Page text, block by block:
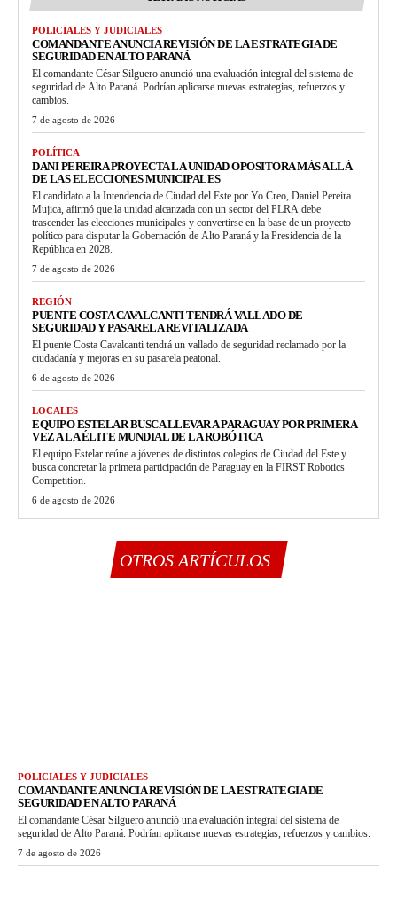
POLICIALES Y JUDICIALES
COMANDANTE ANUNCIA REVISIÓN DE LA ESTRATEGIA DE
SEGURIDAD EN ALTO PARANÁ
El comandante César Silguero anunció una evaluación integral del sistema de
seguridad de Alto Paraná. Podrían aplicarse nuevas estrategias, refuerzos y
cambios.
7 de agosto de 2026
POLÍTICA
DANI PEREIRA PROYECTA LA UNIDAD OPOSITORA MÁS ALLÁ
DE LAS ELECCIONES MUNICIPALES
El candidato a la Intendencia de Ciudad del Este por Yo Creo, Daniel Pereira
Mujica, afirmó que la unidad alcanzada con un sector del PLRA debe
trascender las elecciones municipales y convertirse en la base de un proyecto
político para disputar la Gobernación de Alto Paraná y la Presidencia de la
República en 2028.
7 de agosto de 2026
REGIÓN
PUENTE COSTA CAVALCANTI TENDRÁ VALLADO DE
SEGURIDAD Y PASARELA REVITALIZADA
El puente Costa Cavalcanti tendrá un vallado de seguridad reclamado por la
ciudadanía y mejoras en su pasarela peatonal.
6 de agosto de 2026
LOCALES
EQUIPO ESTELAR BUSCA LLEVAR A PARAGUAY POR PRIMERA
VEZ A LA ÉLITE MUNDIAL DE LA ROBÓTICA
El equipo Estelar reúne a jóvenes de distintos colegios de Ciudad del Este y
busca concretar la primera participación de Paraguay en la FIRST Robotics
Competition.
6 de agosto de 2026
OTROS ARTÍCULOS
POLICIALES Y JUDICIALES
COMANDANTE ANUNCIA REVISIÓN DE LA ESTRATEGIA DE
SEGURIDAD EN ALTO PARANÁ
El comandante César Silguero anunció una evaluación integral del sistema de
seguridad de Alto Paraná. Podrían aplicarse nuevas estrategias, refuerzos y cambios.
7 de agosto de 2026